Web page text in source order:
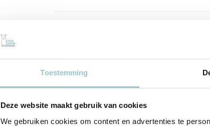
Toestemming
Deze website maakt gebruik van cookies
We gebruiken cookies om content en advertenties te